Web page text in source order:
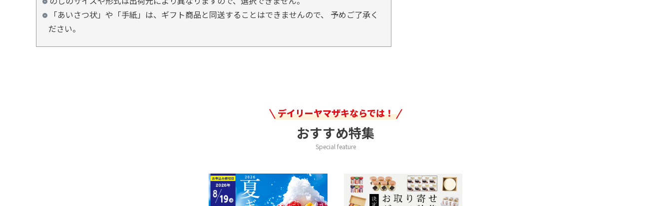
「あいさつ状」や「手紙」は、ギフト商品と同送することはできませんので、 予めご了承く
ださい。
デイリーヤマザキならでは！
おすすめ特集
Special feature